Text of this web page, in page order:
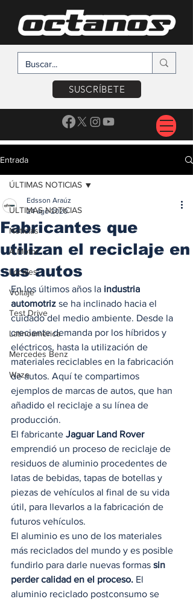
SUSCRÍBETE
Entrada
ÚLTIMAS NOTICIAS
Noticias
A Motor
Locales
Voltaje
Test Drive
Latinoamérica
Mercedes Benz
Waze
ÚLTIMAS NOTICIAS
Fabricantes que
utilizan el reciclaje en
sus autos
Edsson Araúz
24 ago 2020
En los últimos años la industria
automotriz se ha inclinado hacia el
cuidado del medio ambiente. Desde la
creciente demanda por los híbridos y
eléctricos, hasta la utilización de
materiales reciclables en la fabricación
de autos. Aquí te compartimos
ejemplos de marcas de autos, que han
añadido el reciclaje a su línea de
producción.
El fabricante Jaguar Land Rover
emprendió un proceso de reciclaje de
residuos de aluminio procedentes de
latas de bebidas, tapas de botellas y
piezas de vehículos al final de su vida
útil, para llevarlos a la fabricación de
futuros vehículos.
El aluminio es uno de los materiales
más reciclados del mundo y es posible
fundirlo para darle nuevas formas sin
perder calidad en el proceso. El
aluminio reciclado postconsumo se